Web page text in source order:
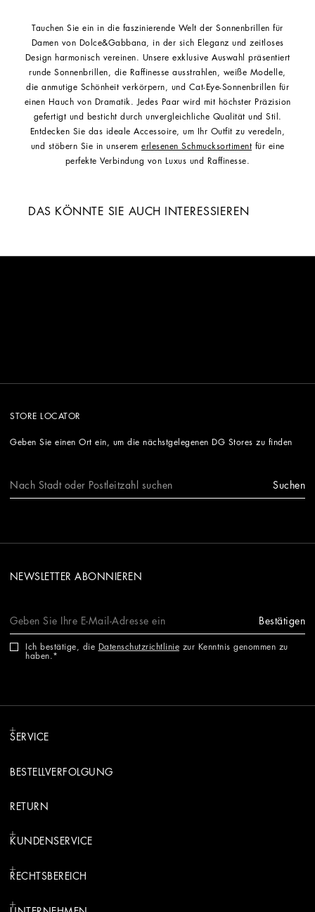
Tauchen Sie ein in die faszinierende Welt der Sonnenbrillen für
Damen von Dolce&Gabbana, in der sich Eleganz und zeitloses
Design harmonisch vereinen. Unsere exklusive Auswahl präsentiert
runde Sonnenbrillen, die Raffinesse ausstrahlen, weiße Modelle,
die anmutige Schönheit verkörpern, und Cat-Eye-Sonnenbrillen für
einen Hauch von Dramatik. Jedes Paar wird mit höchster Präzision
gefertigt und besticht durch unvergleichliche Qualität und Stil.
Entdecken Sie das ideale Accessoire, um Ihr Outfit zu veredeln,
und stöbern Sie in unserem erlesenen Schmucksortiment für eine
perfekte Verbindung von Luxus und Raffinesse.
DAS KÖNNTE SIE AUCH INTERESSIEREN
STORE LOCATOR
Geben Sie einen Ort ein, um die nächstgelegenen DG Stores zu finden
Suchen
NEWSLETTER ABONNIEREN
Bestätigen
Ich bestätige, die Datenschutzrichtlinie zur Kenntnis genommen zu
haben.
SERVICE
BESTELLVERFOLGUNG
RETURN
KUNDENSERVICE
RECHTSBEREICH